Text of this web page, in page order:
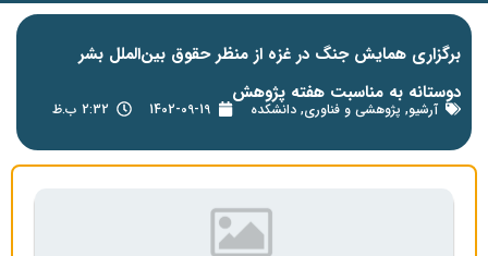
برگزاری همایش جنگ در غزه از منظر حقوق بین‌الملل بشر
دوستانه به مناسبت هفته پژوهش
آرشیو, پژوهشی و فناوری, دانشکده 1402-09-19 2:32 ب.ظ